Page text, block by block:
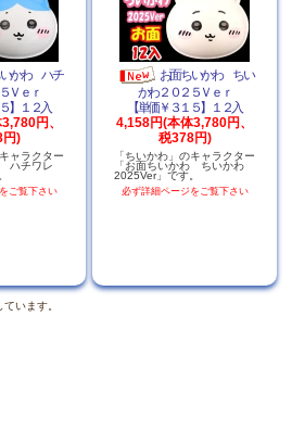
いかわ ハチ
Ｖｅｒ
】１２入
円、
円)
ャラクター
ハチワレ
ご覧下さい
お面ちいかわ ちい
かわ２０２５Ｖｅｒ
【単価￥３１５】１２入
4,158円(本体3,780円、
税378円)
「ちいかわ」のキャラクター
「お面ちいかわ ちいかわ
2025Ver」です。
必ず詳細ページをご覧下さい
います。